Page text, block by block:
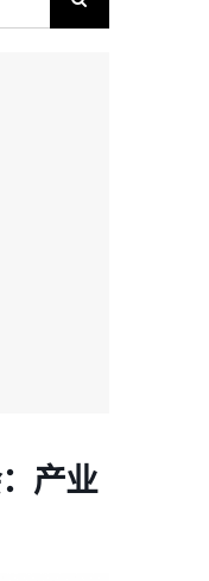
产业